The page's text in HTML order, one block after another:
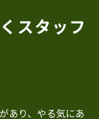
スタッフ
あり、やる気にあ